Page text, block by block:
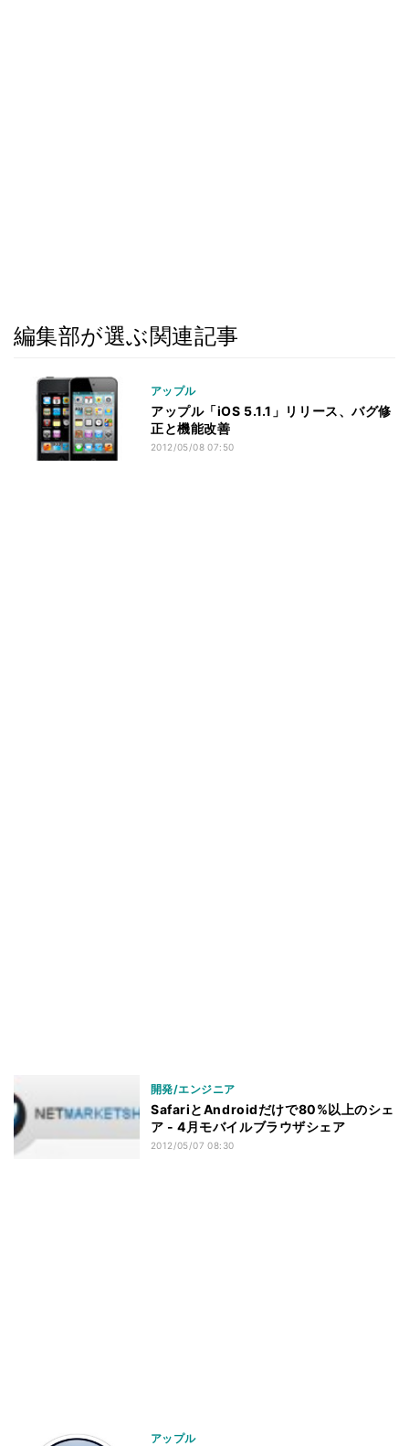
編集部が選ぶ関連記事
アップル
アップル「iOS 5.1.1」リリース、バグ修
正と機能改善
2012/05/08 07:50
開発/エンジニア
SafariとAndroidだけで80%以上のシェ
ア - 4月モバイルブラウザシェア
2012/05/07 08:30
アップル